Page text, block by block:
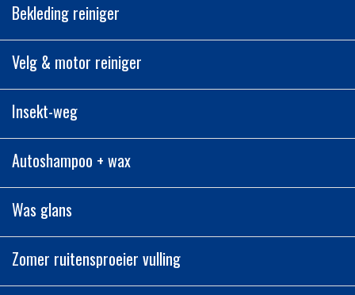
Bekleding reiniger
Velg & motor reiniger
Insekt-weg
Autoshampoo + wax
Was glans
Zomer ruitensproeier vulling